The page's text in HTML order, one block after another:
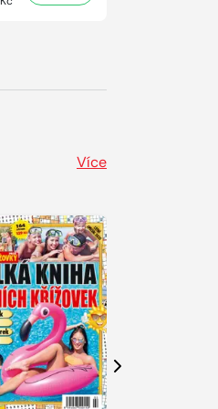
Více
Další